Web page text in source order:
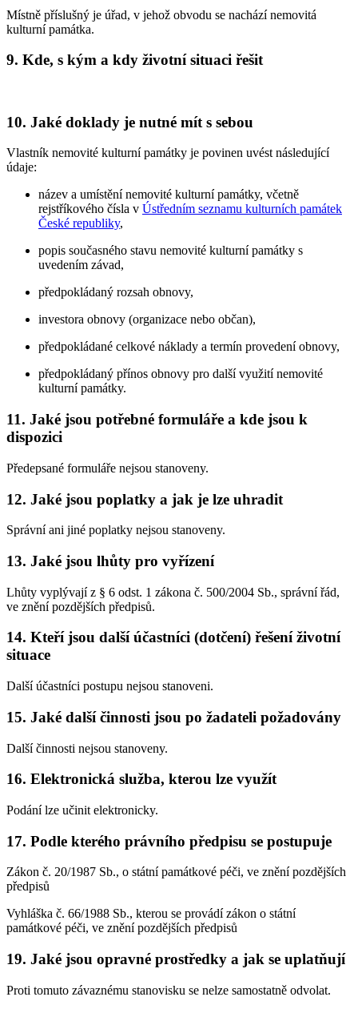
Místně příslušný je úřad, v jehož obvodu se nachází nemovitá
kulturní památka.
9. Kde, s kým a kdy životní situaci řešit
10. Jaké doklady je nutné mít s sebou
Vlastník nemovité kulturní památky je povinen uvést následující
údaje:
název a umístění nemovité kulturní památky, včetně
rejstříkového čísla v Ústředním seznamu kulturních památek
České republiky,
popis současného stavu nemovité kulturní památky s
uvedením závad,
předpokládaný rozsah obnovy,
investora obnovy (organizace nebo občan),
předpokládané celkové náklady a termín provedení obnovy,
předpokládaný přínos obnovy pro další využití nemovité
kulturní památky.
11. Jaké jsou potřebné formuláře a kde jsou k
dispozici
Předepsané formuláře nejsou stanoveny.
12. Jaké jsou poplatky a jak je lze uhradit
Správní ani jiné poplatky nejsou stanoveny.
13. Jaké jsou lhůty pro vyřízení
Lhůty vyplývají z § 6 odst. 1 zákona č. 500/2004 Sb., správní řád,
ve znění pozdějších předpisů.
14. Kteří jsou další účastníci (dotčení) řešení životní
situace
Další účastníci postupu nejsou stanoveni.
15. Jaké další činnosti jsou po žadateli požadovány
Další činnosti nejsou stanoveny.
16. Elektronická služba, kterou lze využít
Podání lze učinit elektronicky.
17. Podle kterého právního předpisu se postupuje
Zákon č. 20/1987 Sb., o státní památkové péči, ve znění pozdějších
předpisů
Vyhláška č. 66/1988 Sb., kterou se provádí zákon o státní
památkové péči, ve znění pozdějších předpisů
19. Jaké jsou opravné prostředky a jak se uplatňují
Proti tomuto závaznému stanovisku se nelze samostatně odvolat.